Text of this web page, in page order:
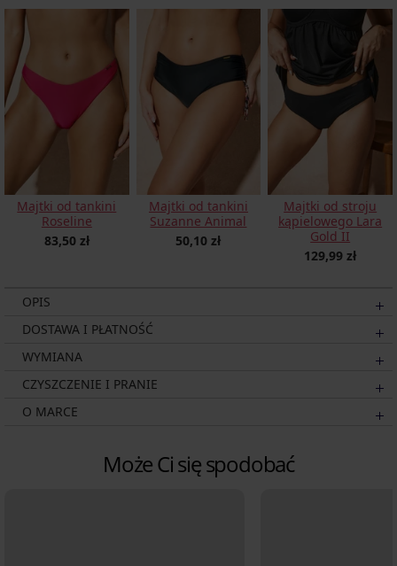
Majtki od tankini
Roseline
83,50 zł
Majtki od tankini
Suzanne Animal
50,10 zł
Majtki od stroju
kąpielowego Lara
Gold II
129,99 zł
OPIS
DOSTAWA I PŁATNOŚĆ
WYMIANA
CZYSZCZENIE I PRANIE
O MARCE
Może Ci się spodobać